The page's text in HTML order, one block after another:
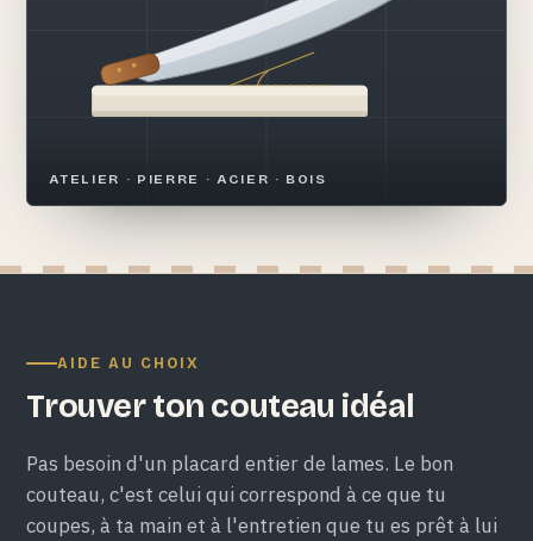
ATELIER · PIERRE · ACIER · BOIS
AIDE AU CHOIX
Trouver ton couteau idéal
Pas besoin d'un placard entier de lames. Le bon
couteau, c'est celui qui correspond à ce que tu
coupes, à ta main et à l'entretien que tu es prêt à lui